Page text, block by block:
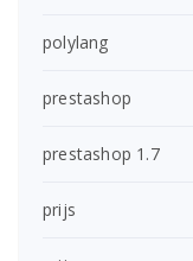
polylang
prestashop
prestashop 1.7
prijs